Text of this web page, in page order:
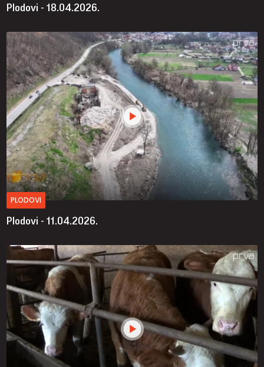
Plodovi - 18.04.2026.
PLODOVI
Plodovi - 11.04.2026.